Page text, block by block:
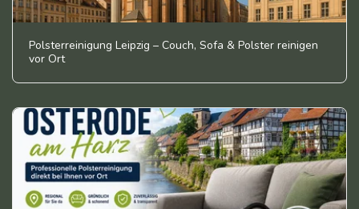
Polsterreinigung Leipzig – Couch, Sofa & Polster reinigen
vor Ort